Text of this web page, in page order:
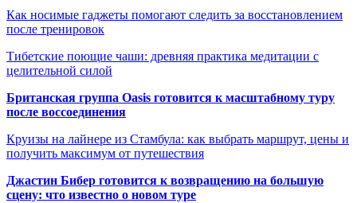
Как носимые гаджеты помогают следить за восстановлением
после тренировок
Тибетские поющие чаши: древняя практика медитации с
целительной силой
Британская группа Oasis готовится к масштабному туру
после воссоединения
Круизы на лайнере из Стамбула: как выбрать маршрут, цены и
получить максимум от путешествия
Джастин Бибер готовится к возвращению на большую
сцену: что известно о новом туре